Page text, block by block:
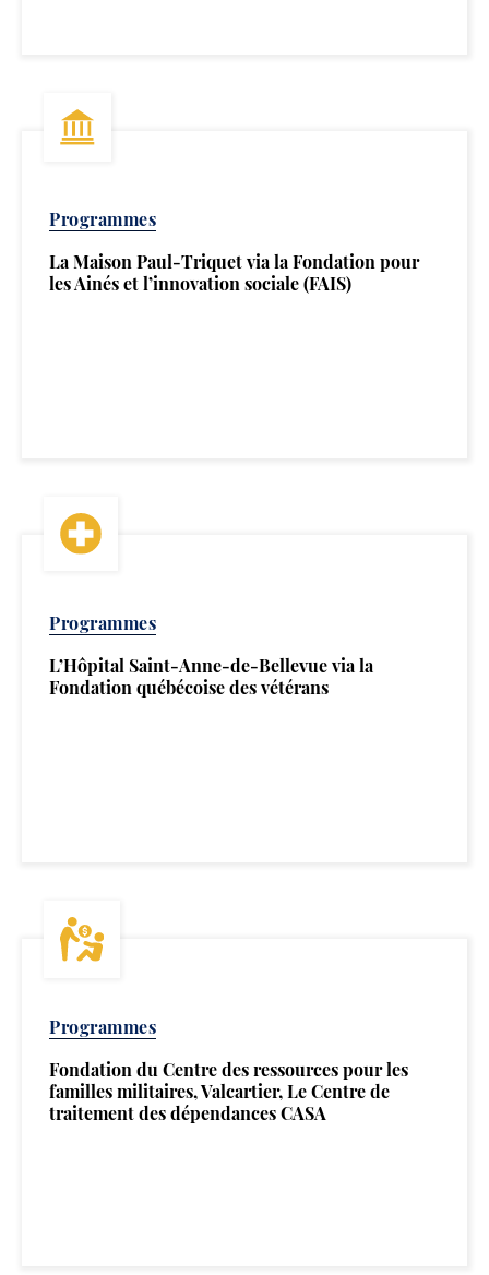
Programmes
La Maison Paul-Triquet via la Fondation pour
les Ainés et l’innovation sociale (FAIS)
Programmes
L’Hôpital Saint-Anne-de-Bellevue via la
Fondation québécoise des vétérans
Programmes
Fondation du Centre des ressources pour les
familles militaires, Valcartier, Le Centre de
traitement des dépendances CASA